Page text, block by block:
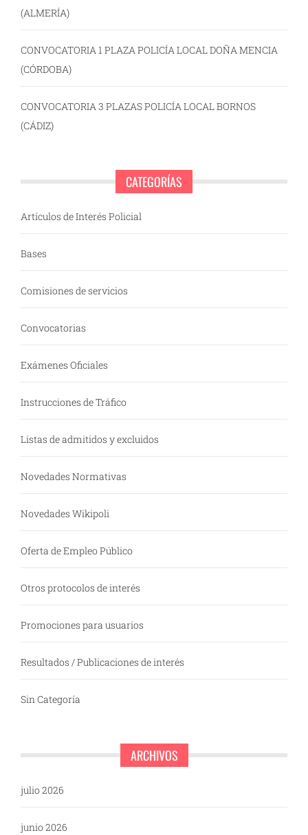
(ALMERÍA)
CONVOCATORIA 1 PLAZA POLICÍA LOCAL DOÑA MENCIA
(CÓRDOBA)
CONVOCATORIA 3 PLAZAS POLICÍA LOCAL BORNOS
(CÁDIZ)
CATEGORÍAS
Artículos de Interés Policial
Bases
Comisiones de servicios
Convocatorias
Exámenes Oficiales
Instrucciones de Tráfico
Listas de admitidos y excluidos
Novedades Normativas
Novedades Wikipoli
Oferta de Empleo Público
Otros protocolos de interés
Promociones para usuarios
Resultados / Publicaciones de interés
Sin Categoría
ARCHIVOS
julio 2026
junio 2026